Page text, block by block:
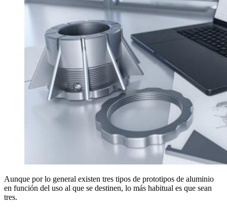
Aunque por lo general existen tres tipos de prototipos de aluminio
en función del uso al que se destinen, lo más habitual es que sean
tres.